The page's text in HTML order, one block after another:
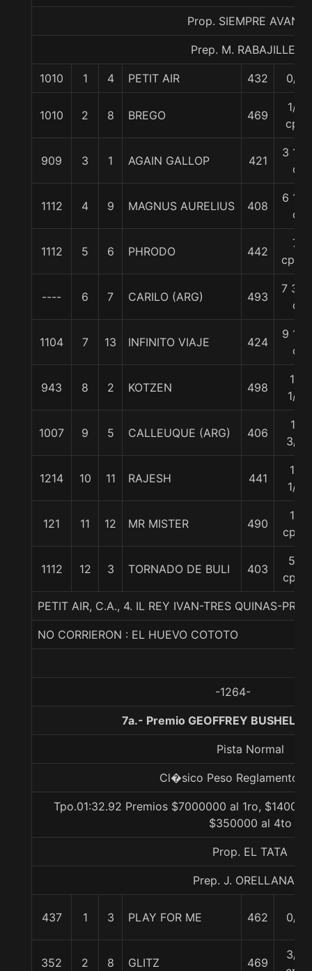
Prop. SIEMPRE
Prep. M. RABAJILLE D.
1010 1 4 PETIT AIR 432 0/0
1010 2 8 BREGO 469
1/2
cpo
909 3 1 AGAIN GALLOP 421
3 1/2
c
1112 4 9 MAGNUS AURELIUS 408
6 1/2
c
1112 5 6 PHRODO 442
7
cpos.
---- 6 7 CARILO (ARG) 493
7 3/4
c
1104 7 13 INFINITO VIAJE 424
9 1/4
c
943 8 2 KOTZEN 498
10
1/4
1007 9 5 CALLEUQUE (ARG) 406
11
3/4
1214 10 11 RAJESH 441
14
1/4
121 11 12 MR MISTER 490
18
cpos
1112 12 3 TORNADO DE BULI 403
50
cpos
PETIT AIR, C.A., 4. IL REY IVAN-TRES QUINAS-
NO CORRIERON : EL HUEVO COTOTO
-1264-
7a.- Premio GEOFFREY
Pista Normal
Cl�sico Peso Reglamento
Tpo.01:32.92 Premios $7000000 al 1ro,
$350000 al 4to
Prop. EL TATA
Prep. J. ORELLANA R.
437 1 3 PLAY FOR ME 462 0/0
352 2 8 GLITZ 469
3/4